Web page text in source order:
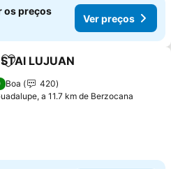
os preços
Ver preços
Adicionar aos favoritos
LUJUAN
Boa
420
a 11.7 km de Berzocana